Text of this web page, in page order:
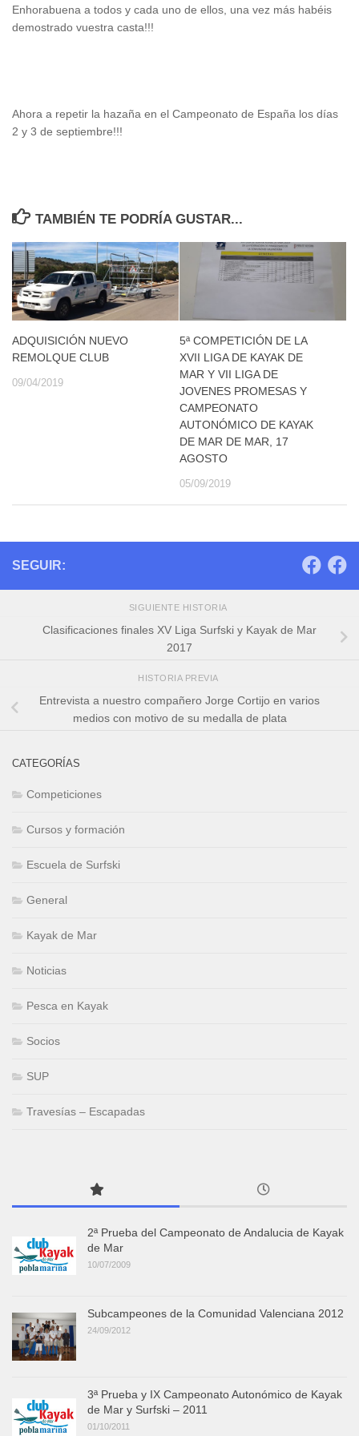
Enhorabuena a todos y cada uno de ellos, una vez más habéis
demostrado vuestra casta!!!
Ahora a repetir la hazaña en el Campeonato de España los días
2 y 3 de septiembre!!!
TAMBIÉN TE PODRÍA GUSTAR...
ADQUISICIÓN NUEVO
REMOLQUE CLUB
09/04/2019
5ª COMPETICIÓN DE LA
XVII LIGA DE KAYAK DE
MAR Y VII LIGA DE
JOVENES PROMESAS Y
CAMPEONATO
AUTONÓMICO DE KAYAK
DE MAR DE MAR, 17
AGOSTO
05/09/2019
SEGUIR:
SIGUIENTE HISTORIA
Clasificaciones finales XV Liga Surfski y Kayak de Mar
2017
HISTORIA PREVIA
Entrevista a nuestro compañero Jorge Cortijo en varios
medios con motivo de su medalla de plata
CATEGORÍAS
Competiciones
Cursos y formación
Escuela de Surfski
General
Kayak de Mar
Noticias
Pesca en Kayak
Socios
SUP
Travesías – Escapadas
2ª Prueba del Campeonato de Andalucia de Kayak
de Mar
10/07/2009
Subcampeones de la Comunidad Valenciana 2012
24/09/2012
3ª Prueba y IX Campeonato Autonómico de Kayak
de Mar y Surfski – 2011
01/10/2011